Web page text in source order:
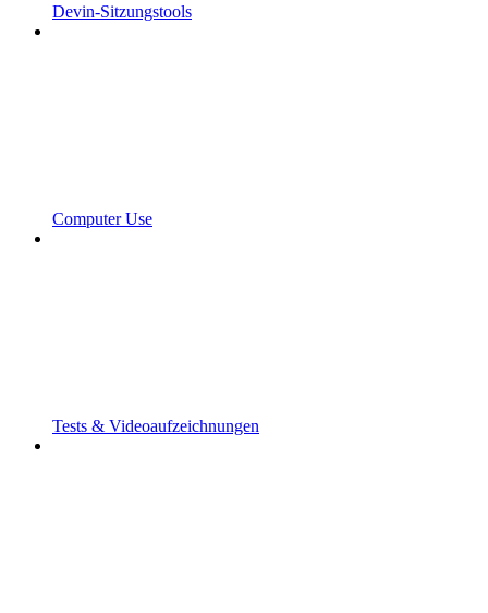
Devin-Sitzungstools
Computer Use
Tests & Videoaufzeichnungen